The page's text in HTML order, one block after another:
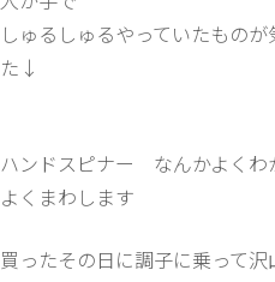
しゅるしゅるやっていたもの
た↓
ハンドスピナー なんかよくわ
よくまわします
買ったその日に調子に乗って